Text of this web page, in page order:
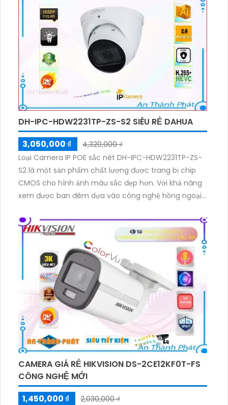
DH-IPC-HDW2231TP-ZS-S2 SIÊU RẺ DAHUA
3,050,000 ₫
4,320,000 ₫
Loại Camera IP POE sắc nét DH-IPC-HDW2231TP-ZS-
S2 là một sản phẩm chất lượng được trang bị chip
CMOS cho hình ảnh màu sắc đẹp hơn. Với khả năng
xem được ban đêm dựa vào công nghệ hồng ngoại,
sát chất lượng trong mọi điều kiện ánh sáng. Với độ
phân giải 2.0MP, camera truyền tải nhanh chóng với
các định dạng H.265+/H.265/H.264+/H.264. Công
nghệ hồng ngoại Smart IR giúp mục tiêu trong khung
hình luôn sắc nét và chính xác cho cả ngày và đêm.
CAMERA GIÁ RẺ HIKVISION DS-2CE12KF0T-FS
CÔNG NGHỆ MỚI
1,450,000 ₫
2,030,000 ₫